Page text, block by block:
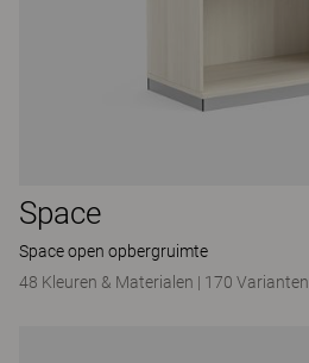
Space
Space open opbergruimte
48 Kleuren & Materialen | 170 Varianten